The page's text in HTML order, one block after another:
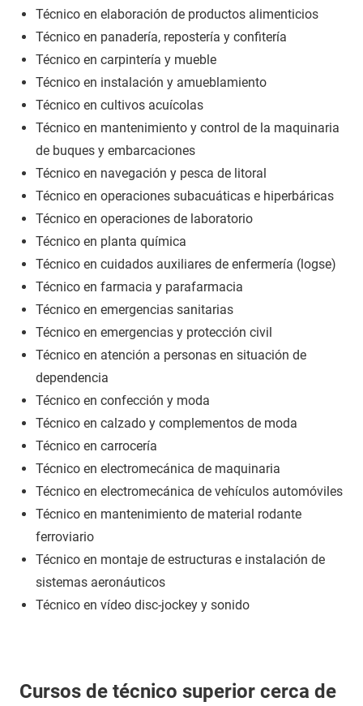
Técnico en elaboración de productos alimenticios
Técnico en panadería, repostería y confitería
Técnico en carpintería y mueble
Técnico en instalación y amueblamiento
Técnico en cultivos acuícolas
Técnico en mantenimiento y control de la maquinaria
de buques y embarcaciones
Técnico en navegación y pesca de litoral
Técnico en operaciones subacuáticas e hiperbáricas
Técnico en operaciones de laboratorio
Técnico en planta química
Técnico en cuidados auxiliares de enfermería (logse)
Técnico en farmacia y parafarmacia
Técnico en emergencias sanitarias
Técnico en emergencias y protección civil
Técnico en atención a personas en situación de
dependencia
Técnico en confección y moda
Técnico en calzado y complementos de moda
Técnico en carrocería
Técnico en electromecánica de maquinaria
Técnico en electromecánica de vehículos automóviles
Técnico en mantenimiento de material rodante
ferroviario
Técnico en montaje de estructuras e instalación de
sistemas aeronáuticos
Técnico en vídeo disc-jockey y sonido
Cursos de técnico superior cerca de